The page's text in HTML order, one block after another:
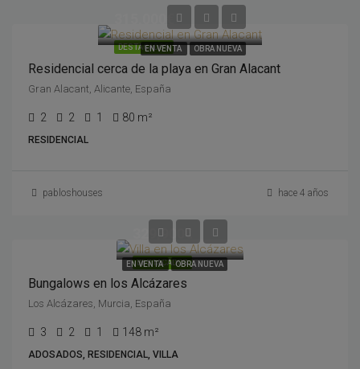
DESTACADOS
EN VENTA OBRA NUEVA
Residencial cerca de la playa en Gran Alacant
Gran Alacant, Alicante, España
2 2 1 80 m²
RESIDENCIAL
pabloshouses hace 4 años
DESTACADOS
EN VENTA OBRA NUEVA
329,900€
Bungalows en los Alcázares
Los Alcázares, Murcia, España
3 2 1 148 m²
ADOSADOS, RESIDENCIAL, VILLA